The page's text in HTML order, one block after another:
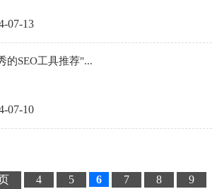
07-13
的SEO工具推荐"...
07-10
4 5 6 7 8 9